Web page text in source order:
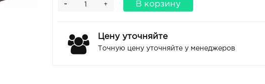
+
- В корзину
Цену уточняйте
Точную цену уточняйте у менеджеров